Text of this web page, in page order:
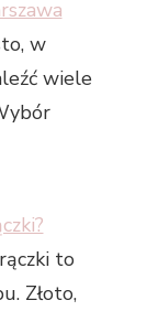
w
wiele
to
Złoto,